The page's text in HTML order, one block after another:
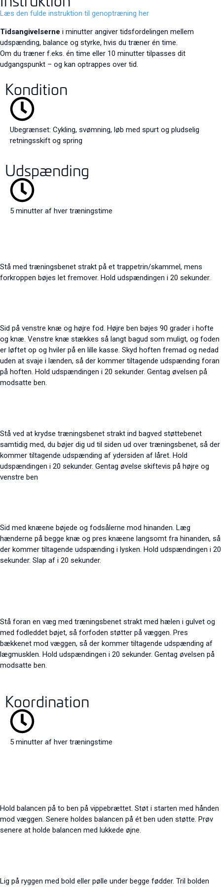
Læs den fulde instruktion til genoptræning her
Tidsangivelserne i minutter angiver tidsfordelingen mellem
udspænding, balance og styrke, hvis du træner én time.
Om du træner f.eks. én time eller 10 minutter tilpasses dit
udgangspunkt – og kan optrappes over tid.
Kondition
Ubegrænset: Cykling, svømning, løb med spurt og pludselig
retningsskift og spring
Udspænding
5 minutter af hver træningstime
Stå med træningsbenet strakt på et trappetrin/skammel, mens
forkroppen bøjes let fremover. Hold udspændingen i 20 sekunder.
Sid på venstre knæ og højre fod. Højre ben bøjes 90 grader i hofte
og knæ. Venstre knæ stækkes så langt bagud som muligt, og foden
er løftet op og hviler på en lille kasse. Skyd hoften fremad og nedad
uden at svaje i lænden, så der kommer tiltagende udspænding foran
på hoften. Hold udspændingen i 20 sekunder. Gentag øvelsen på
modsatte ben.
Stå ved at krydse træningsbenet strakt ind bagved støttebenet
samtidig med, du bøjer dig ud til siden ud over træningsbenet, så der
kommer tiltagende udspænding af ydersiden af låret. Hold
udspændingen i 20 sekunder. Gentag øvelse skiftevis på højre og
venstre ben
Sid med knæene bøjede og fodsålerne mod hinanden. Læg
hænderne på begge knæ og pres knæene langsomt fra hinanden, så
der kommer tiltagende udspænding i lysken. Hold udspændingen i 20
sekunder. Slap af i 20 sekunder.
Stå foran en væg med træningsbenet strakt med hælen i gulvet og
med fodleddet bøjet, så forfoden støtter på væggen. Pres
bækkenet mod væggen, så der kommer tiltagende udspænding af
lægmusklen. Hold udspændingen i 20 sekunder. Gentag øvelsen på
modsatte ben.
Koordination
5 minutter af hver træningstime
Hold balancen på to ben på vippebrættet. Støt i starten med hånden
mod væggen. Senere holdes balancen på ét ben uden støtte. Prøv
senere at holde balancen med lukkede øjne.
Lig på ryggen med bold eller pølle under begge fødder. Tril bolden